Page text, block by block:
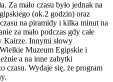
Za mało czasu było jednak na
(ok.2 godzin) oraz
na piramidy i kilka minut na
za mało podczas gdy całe
Kairze. Innymi słowy
Muzeum Egipskie i
a na inne zabytki
czasu. Wydaje się, że program